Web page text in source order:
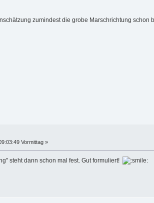
zumindest die grobe Marschrichtung schon
Vormittag »
steht dann schon mal fest. Gut formuliert!